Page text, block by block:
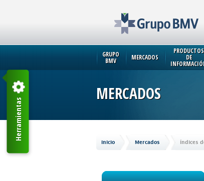
GRUPO
BMV MERCADOS
PRODUCTOS
DE
MERCADOS
Inicio Mercados Índices
Herramientas